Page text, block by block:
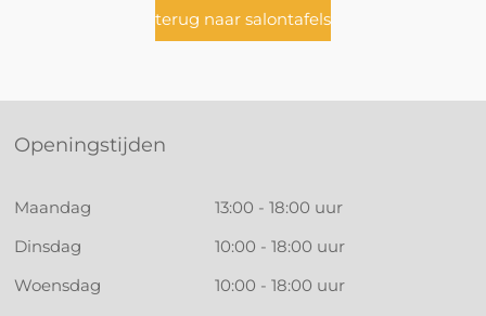
terug naar salontafels
Openingstijden
Maandag
13:00 - 18:00 uur
Dinsdag
10:00 - 18:00 uur
Woensdag
10:00 - 18:00 uur